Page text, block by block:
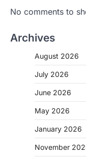
No comments to
Archives
August 2026
July 2026
June 2026
May 2026
January 2026
November